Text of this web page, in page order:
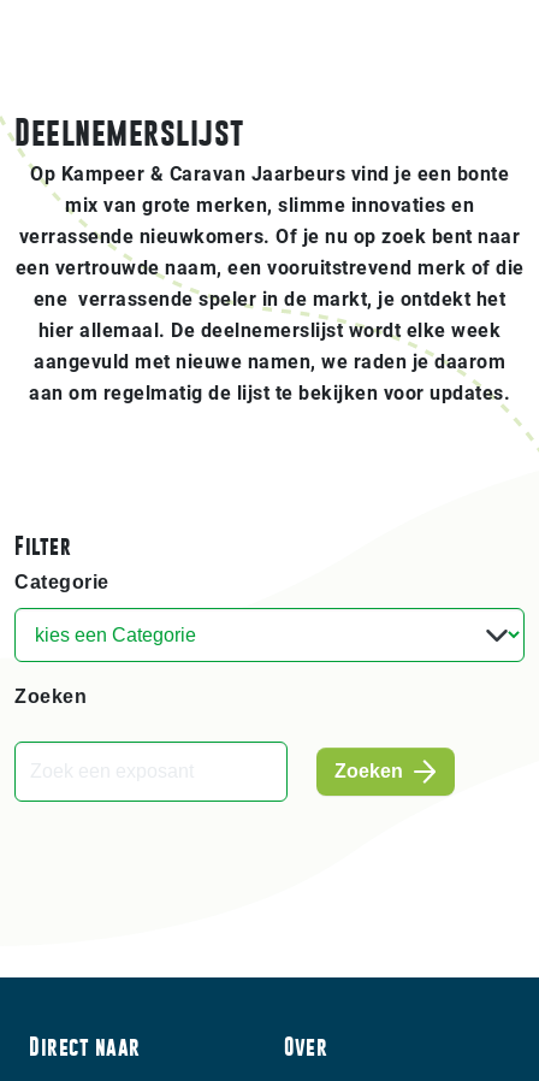
Deelnemerslijst
Op Kampeer & Caravan Jaarbeurs vind je een bonte
mix van grote merken, slimme innovaties en
verrassende nieuwkomers. Of je nu op zoek bent naar
een vertrouwde naam, een vooruitstrevend merk of die
ene verrassende speler in de markt, je ontdekt het
hier allemaal. De deelnemerslijst wordt elke week
aangevuld met nieuwe namen, we raden je daarom
aan om regelmatig de lijst te bekijken voor updates.
Filter
Categorie
Zoeken
Zoeken
Direct naar Over